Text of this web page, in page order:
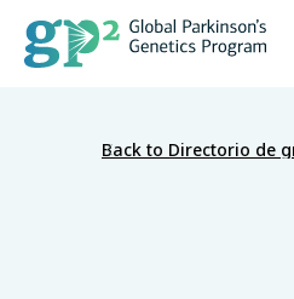
Back to Directorio de